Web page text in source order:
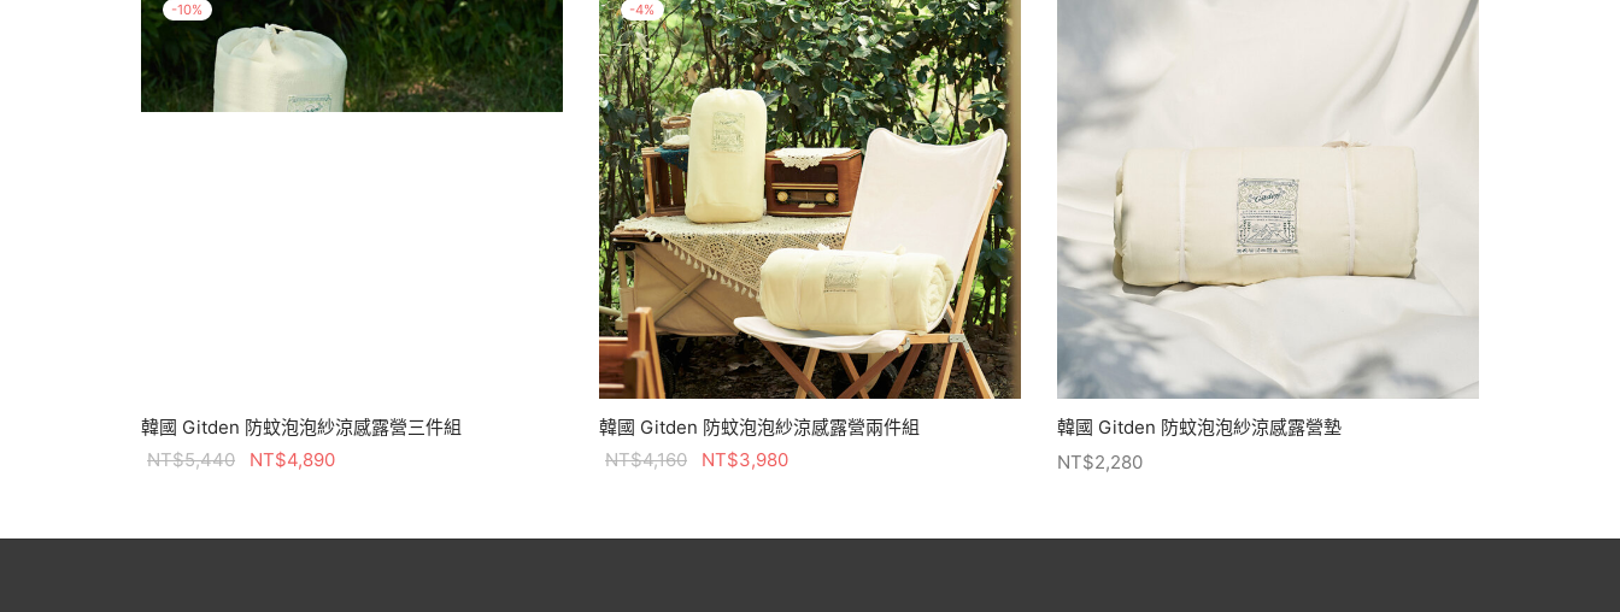
-10%
韓國 Gitden 防蚊泡泡紗涼感露營三件組
NT$5,440
原始價格：
NT$4,890
-4%
韓國 Gitden 防蚊泡泡紗涼感露營兩件組
NT$4,160
原始價格：
NT$3,980
韓國 Gitden 防蚊泡泡紗涼感露營墊
NT$2,280